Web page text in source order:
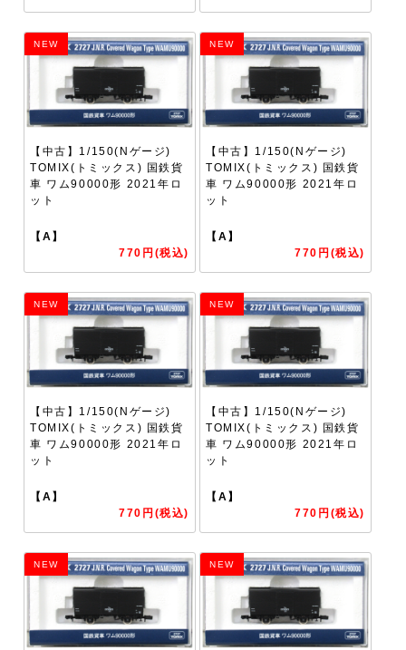
NEW
【中古】1/150(Nゲージ)
TOMIX(トミックス) 国鉄貨
車 ワム90000形 2021年ロ
ット
【A】
770円(税込)
NEW
【中古】1/150(Nゲージ)
TOMIX(トミックス) 国鉄貨
車 ワム90000形 2021年ロ
ット
【A】
770円(税込)
NEW
【中古】1/150(Nゲージ)
TOMIX(トミックス) 国鉄貨
車 ワム90000形 2021年ロ
ット
【A】
770円(税込)
NEW
【中古】1/150(Nゲージ)
TOMIX(トミックス) 国鉄貨
車 ワム90000形 2021年ロ
ット
【A】
770円(税込)
NEW NEW